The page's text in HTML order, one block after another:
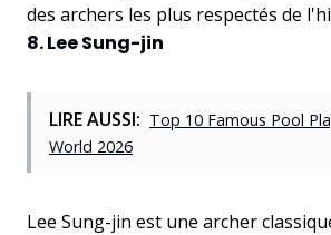
des archers les plus respectés de
8. Lee Sung-jin
LIRE AUSSI: Top 10 Famous Pool
World 2026
Lee Sung-jin est une archer